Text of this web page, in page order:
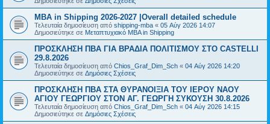
MBA in Shipping 2026-2027 |Overall detailed schedule
Τελευταία δημοσίευση από shipping-mba « 05 Αύγ 2026 14:07
Δημοσιεύτηκε σε Μεταπτυχιακό MBA in Shipping
ΠΡΟΣΚΛΗΣΗ ΠΒΑ ΓΙΑ ΒΡΑΔΙΑ ΠΟΛΙΤΙΣΜΟΥ ΣΤΟ CASTELLI
29.8.2026
Τελευταία δημοσίευση από Chios_Graf_Dim_Sch « 04 Αύγ 2026 14:20
Δημοσιεύτηκε σε Δημόσιες Σχέσεις
ΠΡΟΣΚΛΗΣΗ ΠΒΑ ΣΤΑ ΘΥΡΑΝΟΙΞΙΑ ΤΟΥ ΙΕΡΟΥ ΝΑΟΥ
ΑΓΙΟΥ ΓΕΩΡΓΙΟΥ ΣΤΟΝ ΑΓ. ΓΕΩΡΓΗ ΣΥΚΟΥΣΗ 30.8.2026
Τελευταία δημοσίευση από Chios_Graf_Dim_Sch « 04 Αύγ 2026 14:15
Δημοσιεύτηκε σε Δημόσιες Σχέσεις